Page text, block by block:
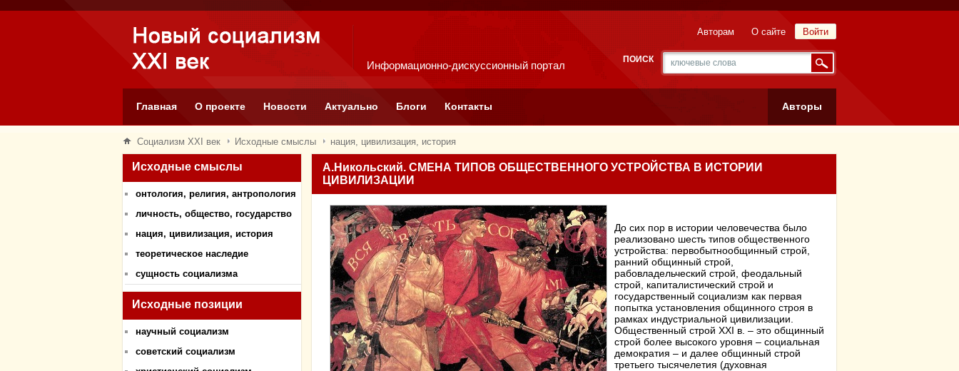
Информационно-дискуссионный портал
Войти
Авторам О сайте
ПОИСК
Главная О проекте Новости Актуально Блоги Контакты Авторы
Социализм XXI век Исходные смыслы нация, цивилизация, история
Исходные смыслы
онтология, религия, антропология
личность, общество, государство
нация, цивилизация, история
теоретическое наследие
сущность социализма
Исходные позиции
научный социализм
советский социализм
А.Никольский. СМЕНА ТИПОВ ОБЩЕСТВЕННОГО УСТРОЙСТВА В ИСТОРИИ
ЦИВИЛИЗАЦИИ
До сих пор в истории человечества было
реализовано шесть типов общественного
устройства: первобытнообщинный строй,
ранний общинный строй,
рабовладельческий строй, феодальный
строй, капиталистический строй и
государственный социализм как первая
попытка установления общинного строя в
рамках индустриальной цивилизации.
Общественный строй ХХI в. – это общинный
строй более высокого уровня – социальная
демократия – и далее общинный строй
третьего тысячелетия (духовная